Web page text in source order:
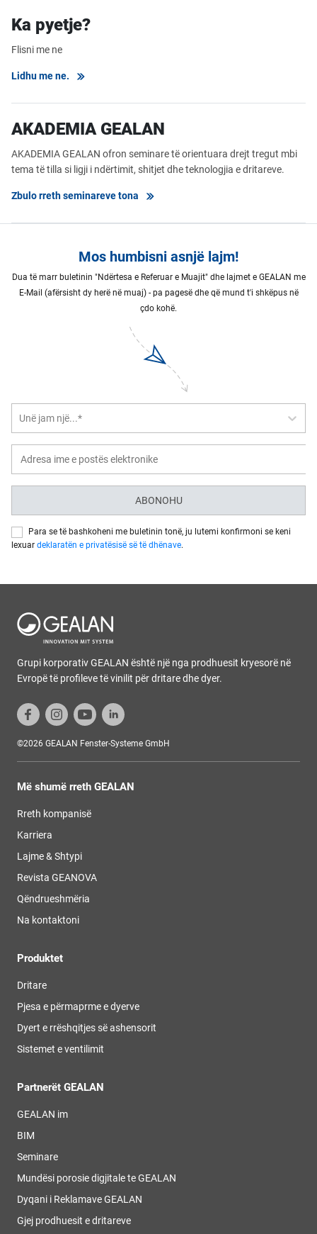
Ka pyetje?
Flisni me ne
Lidhu me ne.
AKADEMIA GEALAN
AKADEMIA GEALAN ofron seminare të orientuara drejt tregut mbi
tema të tilla si ligji i ndërtimit, shitjet dhe teknologjia e dritareve.
Zbulo rreth seminareve tona
Mos humbisni asnjë lajm!
Dua të marr buletinin "Ndërtesa e Referuar e Muajit" dhe lajmet e GEALAN me
E-Mail (afërsisht dy herë në muaj) - pa pagesë dhe që mund t'i shkëpus në
çdo kohë.
Unë jam një...*
ABONOHU
Para se të bashkoheni me buletinin tonë, ju lutemi konfirmoni se keni
lexuar deklaratën e privatësisë së të dhënave.
Grupi korporativ GEALAN është një nga prodhuesit kryesorë në
Evropë të profileve të vinilit për dritare dhe dyer.
©2026 GEALAN Fenster-Systeme GmbH
Më shumë rreth GEALAN
Rreth kompanisë
Karriera
Lajme & Shtypi
Revista GEANOVA
Qëndrueshmëria
Na kontaktoni
Produktet
Dritare
Pjesa e përmaprme e dyerve
Dyert e rrëshqitjes së ashensorit
Sistemet e ventilimit
Partnerët GEALAN
GEALAN im
BIM
Seminare
Mundësi porosie digjitale te GEALAN
Dyqani i Reklamave GEALAN
Gjej prodhuesit e dritareve